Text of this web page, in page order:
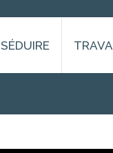
SÉDUIRE